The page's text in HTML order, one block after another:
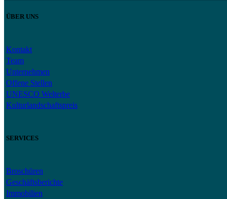
ÜBER UNS
Kontakt
Team
Unternehmen
Offene Stellen
UNESCO Welterbe
Kulturlandschaftspreis
SERVICES
Broschüren
Geschäftsberichte
Immobilien